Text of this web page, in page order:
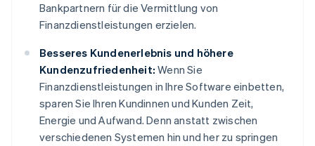
Bankpartnern für die Vermittlung von
Finanzdienstleistungen erzielen.
Besseres Kundenerlebnis und höhere
Kundenzufriedenheit: Wenn Sie
Finanzdienstleistungen in Ihre Software einbetten,
sparen Sie Ihren Kundinnen und Kunden Zeit,
Energie und Aufwand. Denn anstatt zwischen
verschiedenen Systemen hin und her zu springen